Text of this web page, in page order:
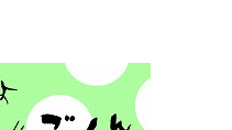
大学入学共通テスト利用選抜の
募集要項＆願書